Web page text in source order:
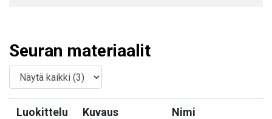
Seuran materiaalit
Luokittelu Kuvaus Nimi